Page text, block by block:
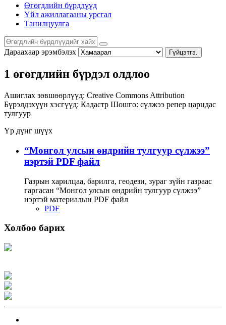
Өгөгдлийн бүрдлүүд
Үйл ажиллагааны урсгал
Танилцуулга
Дараахаар эрэмбэлэх Гүйцэтгэ.
1 өгөгдлийн бүрдэл олдлоо
Ашиглах зөвшөөрлүүд: Creative Commons Attribution
Бүрэлдэхүүн хэсгүүд: Кадастр Шошго: сүлжээ репер царцдас
тулгуур
Үр дүнг шүүх
“Монгол улсын өндрийн тулгуур сүлжээ”
нэртэй PDF файл
Газрын харилцаа, барилга, геодези, зураг зүйн газраас
гаргасан “Монгол улсын өндрийн тулгуур сүлжээ”
нэртэй материалын PDF файл
PDF
Холбоо барих